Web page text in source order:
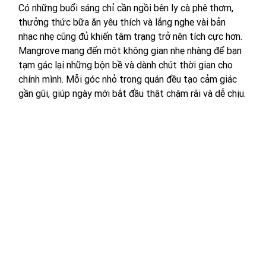
Có những buổi sáng chỉ cần ngồi bên ly cà phê thơm,
thưởng thức bữa ăn yêu thích và lắng nghe vài bản
nhạc nhẹ cũng đủ khiến tâm trạng trở nên tích cực hơn.
Mangrove mang đến một không gian nhẹ nhàng để bạn
tạm gác lại những bộn bề và dành chút thời gian cho
chính mình. Mỗi góc nhỏ trong quán đều tạo cảm giác
gần gũi, giúp ngày mới bắt đầu thật chậm rãi và dễ chịu.